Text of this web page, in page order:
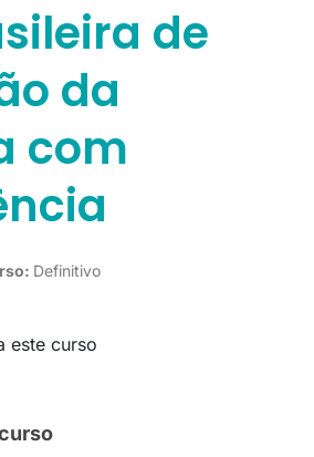
da
com
Definitivo
este curso